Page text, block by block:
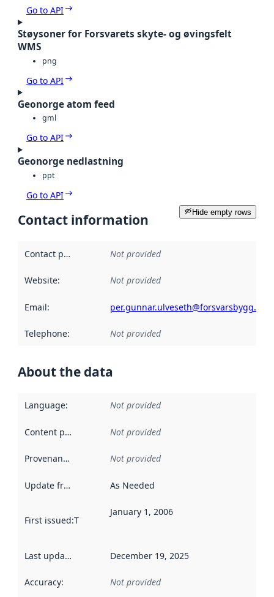
Go to API
Støysoner for Forsvarets skyte- og øvingsfelt
WMS
png
Go to API
Geonorge atom feed
gml
Go to API
Geonorge nedlastning
ppt
Go to API
Hide empty rows
Contact information
Contact point Not provided
Website: Not provided
Email: per.gunnar.ulveseth@forsvarsbygg.no
Telephone: Not provided
About the data
Language: Not provided
Content providers Not provided
Provenance Not provided
Update frequency As Needed
First issued:This date indicates when the data in this
January 1, 2006
Last updated December 19, 2025
Accuracy: Not provided